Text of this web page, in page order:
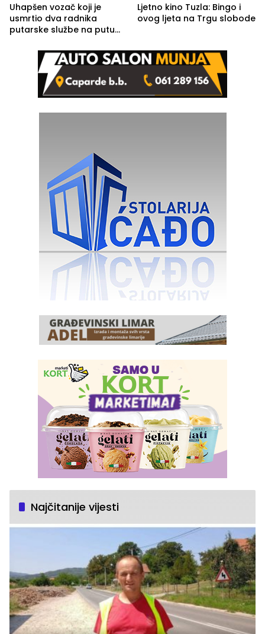
Uhapšen vozač koji je
usmrtio dva radnika
putarske službe na putu
(FOTO)
Ljetno kino Tuzla: Bingo i
ovog ljeta na Trgu slobode
Najčitanije vijesti